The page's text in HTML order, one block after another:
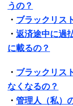
うの？
・ ブラックリス
・ 返済途中に過
に載るの？
・ ブラックリス
なくなるの？
・ 管理人（私）